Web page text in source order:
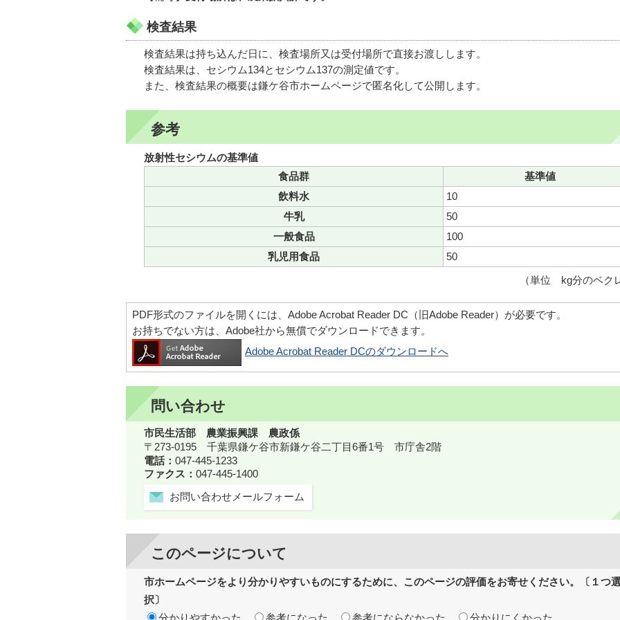
検査結果
検査結果は持ち込んだ日に、検査場所又は受付場所で直接お渡しします。
検査結果は、セシウム134とセシウム137の測定値です。
また、検査結果の概要は鎌ケ谷市ホームページで匿名化して公開します。
参考
放射性セシウムの基準値
食品群
基準値
飲料水
10
牛乳
50
一般食品
100
乳児用食品
50
（単位 kg分のベク
PDF形式のファイルを開くには、Adobe Acrobat Reader DC（旧Adobe Reader）が必要です。
お持ちでない方は、Adobe社から無償でダウンロードできます。
Adobe Acrobat Reader DCのダウンロードへ
問い合わせ
市民生活部 農業振興課 農政係
〒273-0195 千葉県鎌ケ谷市新鎌ケ谷二丁目6番1号 市庁舎2階
電話： 047-445-1233
ファクス： 047-445-1400
お問い合わせメールフォーム
このページについて
市ホームページをより分かりやすいものにするために、このページの評価をお寄せください。〔１つ
択〕
分かりやすかった
参考になった 参考にならなかった 分かりにくかった